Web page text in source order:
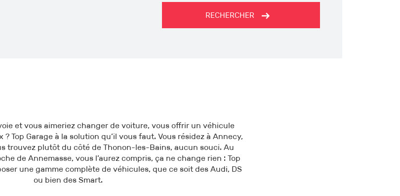
RECHERCHER
et vous aimeriez changer de voiture, vous offrir un véhicule
? Top Garage à la solution qu’il vous faut. Vous résidez à Annecy,
trouvez plutôt du côté de Thonon-les-Bains, aucun souci. Au
de Annemasse, vous l’aurez compris, ça ne change rien : Top
une gamme complète de véhicules, que ce soit des Audi, DS
ou bien des Smart.